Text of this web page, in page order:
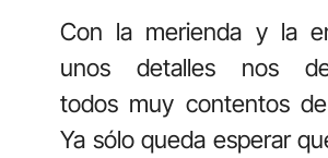
Con la merienda y la
unos detalles nos
todos muy contentos
Ya sólo queda esperar